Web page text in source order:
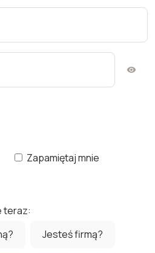
Zapamiętaj mnie
teraz:
Jesteś firmą?